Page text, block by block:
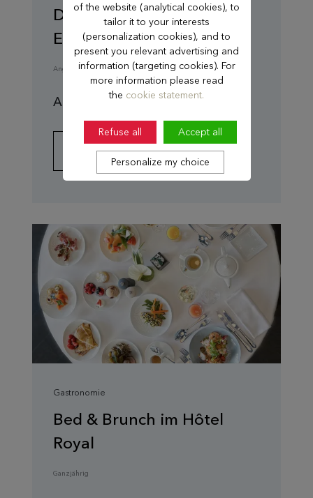
Der Ausflug für kleine
Entdecker x Bonpoint
Angebot ganzjährig verfügbar nach vorheriger
Ab 1607 €
MEHR ERFAHREN
Gastronomie
Bed & Brunch im Hôtel
Royal
Ganzjährig
of the website (analytical cookies), to
tailor it to your interests
(personalization cookies), and to
present you relevant advertising and
information (targeting cookies). For
more information please read
the cookie statement.
Refuse all Accept all
Personalize my choice